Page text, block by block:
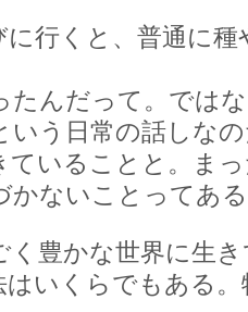
行くと、普通に
たんだって。では
いう日常の話しな
ていることと。ま
かないことってあ
豊かな世界に生
いくらでもある